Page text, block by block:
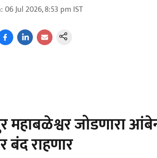
:06 Jul 2026, 8:53 pm IST
महाबळेश्वर जोडणारा
बंद राहणार